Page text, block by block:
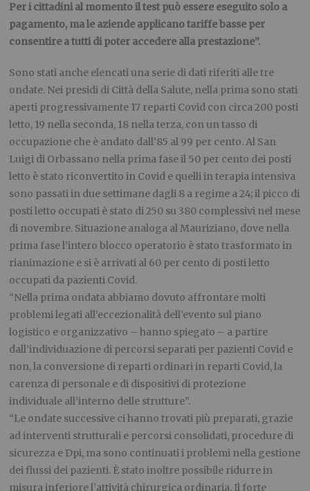
Per i cittadini al momento il test può essere eseguito solo a
pagamento, ma le aziende applicano tariffe basse per
consentire a tutti di poter accedere alla prestazione”.
Sono stati anche elencati una serie di dati riferiti alle tre
ondate. Nei presidi di Città della Salute, nella prima sono stati
aperti progressivamente 17 reparti Covid con circa 200 posti
letto, 19 nella seconda, 18 nella terza, con un tasso di
occupazione che è andato dall’85 al 99 per cento. Al San
Luigi di Orbassano nella prima fase il 50 per cento dei posti
letto è stato riconvertito in Covid e quelli in terapia intensiva
sono passati in due settimane dagli 8 a regime a 24; il picco di
posti letto occupati è stato di 250 su 380 complessivi nel mese
di novembre. Situazione analoga al Mauriziano, dove nella
prima fase l’intero blocco operatorio è stato trasformato in
rianimazione e si è arrivati al 60 per cento di posti letto
occupati da pazienti Covid.
“Nella prima ondata abbiamo dovuto affrontare molti
problemi legati all’eccezionalità dell’evento sul piano
logistico e organizzativo – hanno spiegato – a partire
dall’individuazione di percorsi separati per pazienti Covid e
non, la conversione di reparti ordinari in reparti Covid, la
carenza di personale e di dispositivi di protezione
individuale all’interno delle strutture”.
“Le ondate successive ci hanno trovati più preparati, grazie
ad interventi strutturali e percorsi consolidati, procedure di
sicurezza e Dpi, ma sono continuati i problemi nella gestione
dei flussi dei pazienti. È stato inoltre possibile ridurre in
misura inferiore l’attività chirurgica ordinaria. Il forte